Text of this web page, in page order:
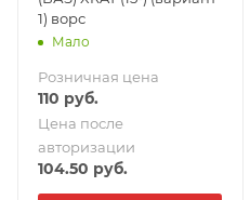
1) ворс
Мало
Розничная цена
110 руб.
Цена после
авторизации
104.50 руб.